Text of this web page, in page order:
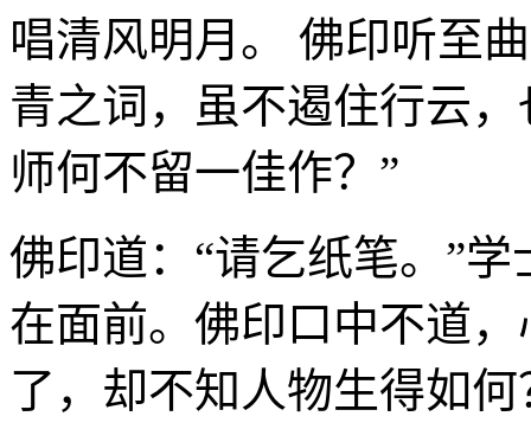
唱清风明月。 佛印听至
青之词，虽不遏住行云
师何不留一佳作？”
佛印道：“请乞纸笔。”
在面前。佛印口中不道
了，却不知人物生得如